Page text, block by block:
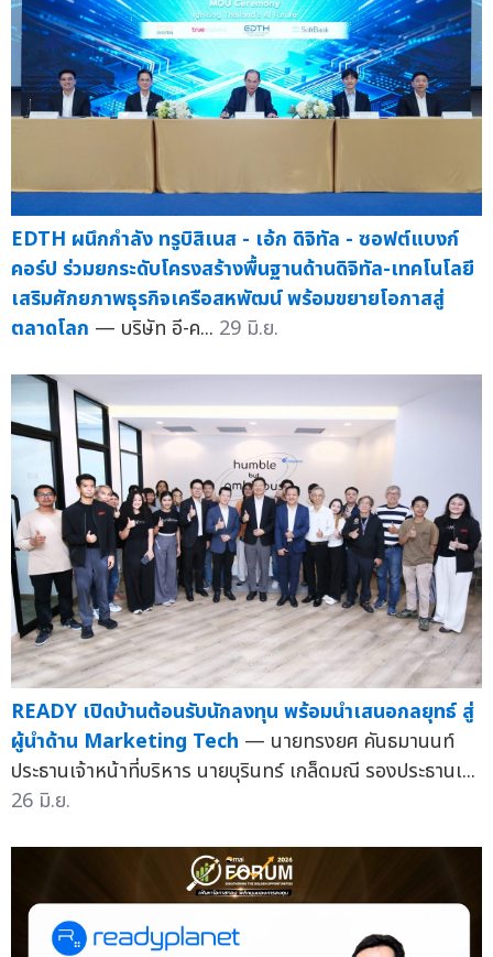
EDTH ผนึกกำลัง ทรูบิสิเนส - เอ้ก ดิจิทัล - ซอฟต์แบงก์
คอร์ป ร่วมยกระดับโครงสร้างพื้นฐานด้านดิจิทัล-เทคโนโลยี
เสริมศักยภาพธุรกิจเครือสหพัฒน์ พร้อมขยายโอกาสสู่
ตลาดโลก — บริษัท อี-ค... 29 มิ.ย.
READY เปิดบ้านต้อนรับนักลงทุน พร้อมนำเสนอกลยุทธ์ สู่
ผู้นำด้าน Marketing Tech — นายทรงยศ คันธมานนท์
ประธานเจ้าหน้าที่บริหาร นายบุรินทร์ เกล็ดมณี รองประธานเ...
26 มิ.ย.